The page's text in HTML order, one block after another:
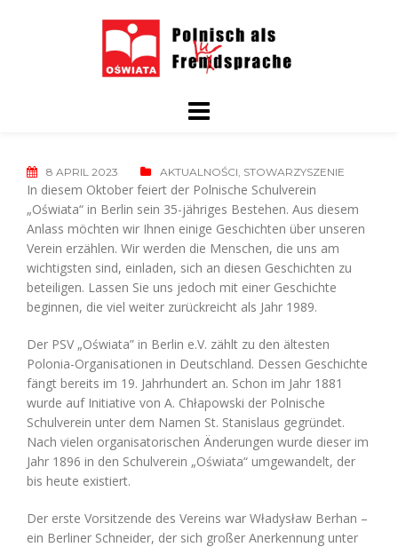
8 APRIL 2023 AKTUALNOŚCI, STOWARZYSZENIE
In diesem Oktober feiert der Polnische Schulverein
„Oświata“ in Berlin sein 35-jähriges Bestehen. Aus diesem
Anlass möchten wir Ihnen einige Geschichten über unseren
Verein erzählen. Wir werden die Menschen, die uns am
wichtigsten sind, einladen, sich an diesen Geschichten zu
beteiligen. Lassen Sie uns jedoch mit einer Geschichte
beginnen, die viel weiter zurückreicht als Jahr 1989.
Der PSV „Oświata” in Berlin e.V. zählt zu den ältesten
Polonia-Organisationen in Deutschland. Dessen Geschichte
fängt bereits im 19. Jahrhundert an. Schon im Jahr 1881
wurde auf Initiative von A. Chłapowski der Polnische
Schulverein unter dem Namen St. Stanislaus gegründet.
Nach vielen organisatorischen Änderungen wurde dieser im
Jahr 1896 in den Schulverein „Oświata“ umgewandelt, der
bis heute existiert.
Der erste Vorsitzende des Vereins war Władysław Berhan –
ein Berliner Schneider, der sich großer Anerkennung unter